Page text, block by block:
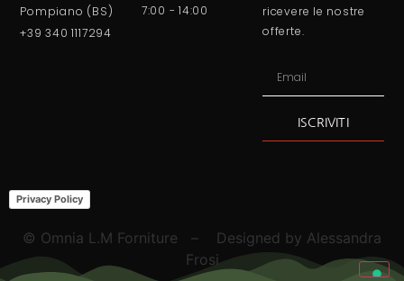
Pompiano (BS)
+39 340 1117294
7:00 - 14:00
ricevere le nostre
offerte.
ISCRIVITI
Privacy Policy
© Omnia L.M Forniture – Designed by Alessandra
Frosi